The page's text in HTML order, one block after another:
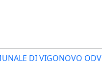
DI VIGONOVO ODV